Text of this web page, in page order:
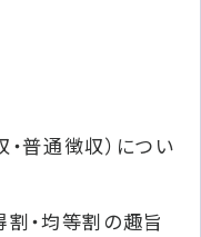
普通徴収）につい
・均等割の趣旨